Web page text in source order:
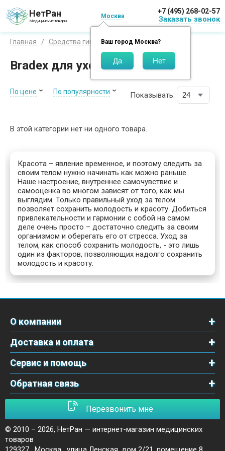
НетРан
Медицинские товары
Москва
Ваш город Москва?
+7 (495) 268-02-57
Заказать звонок
Главная Средства гигиены Бренды Брадекс
Bradex для ухода за кожей
По цене По популярности Показывать:
В этой категории нет ни одного товара.
Красота – явление временное, и поэтому следить за
своим телом нужно начинать как можно раньше.
Наше настроение, внутреннее самочувствие и
самооценка во многом зависят от того, как мы
выглядим. Только правильный уход за телом
позволяет сохранить молодость и красоту. Добиться
привлекательности и гармонии с собой на самом
деле очень просто – достаточно следить за своим
организмом и оберегать его от стресса. Уход за
телом, как способ сохранить молодость, - это лишь
один из факторов, позволяющих надолго сохранить
молодость и красоту.
О компании
Доставка и оплата
Сервис и помощь
Обратная связь
Перезвонить мне
© 2010 – 2026, НетРан — интернет-магазин медицинских
товаров